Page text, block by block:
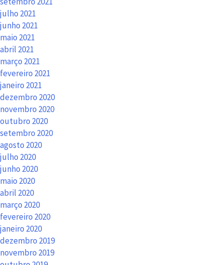
julho 2021
junho 2021
maio 2021
abril 2021
março 2021
fevereiro 2021
janeiro 2021
dezembro 2020
novembro 2020
outubro 2020
setembro 2020
agosto 2020
julho 2020
junho 2020
maio 2020
abril 2020
março 2020
fevereiro 2020
janeiro 2020
dezembro 2019
novembro 2019